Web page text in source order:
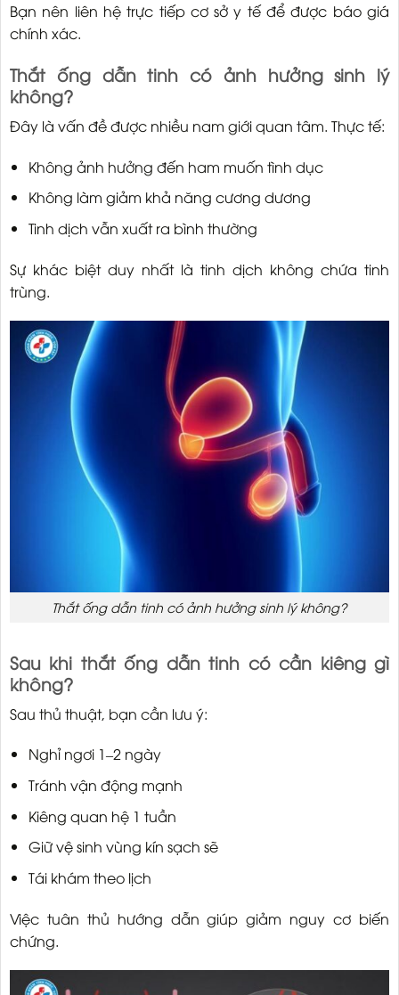
Bạn nên liên hệ trực tiếp cơ sở y tế để được báo giá
chính xác.
Thắt ống dẫn tinh có ảnh hưởng sinh lý
không?
Đây là vấn đề được nhiều nam giới quan tâm. Thực tế:
Không ảnh hưởng đến ham muốn tình dục
Không làm giảm khả năng cương dương
Tinh dịch vẫn xuất ra bình thường
Sự khác biệt duy nhất là tinh dịch không chứa tinh
trùng.
Thắt ống dẫn tinh có ảnh hưởng sinh lý không?
Sau khi thắt ống dẫn tinh có cần kiêng gì
không?
Sau thủ thuật, bạn cần lưu ý:
Nghỉ ngơi 1–2 ngày
Tránh vận động mạnh
Kiêng quan hệ 1 tuần
Giữ vệ sinh vùng kín sạch sẽ
Tái khám theo lịch
Việc tuân thủ hướng dẫn giúp giảm nguy cơ biến
chứng.